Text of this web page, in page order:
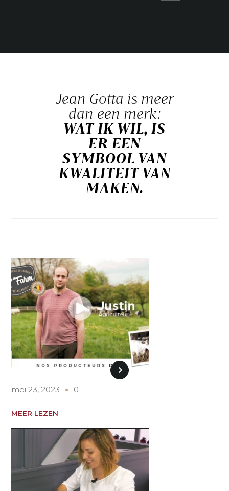
Jean Gotta is meer
dan een merk:
WAT IK WIL, IS
ER EEN
SYMBOOL VAN
KWALITEIT VAN
MAKEN.
mei 23, 2023 0
MEER LEZEN